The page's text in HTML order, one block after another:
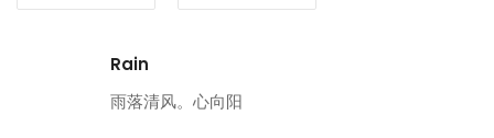
Rain
雨落清风。心向阳